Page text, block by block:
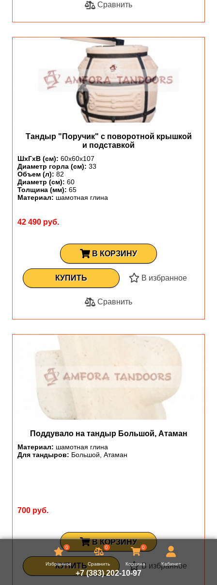
Избранное
0 0
Сравнить Корзина
0
Кабинет
+7 (383) 202-10-97
Сравнить
Тандыр "Поручик" с поворотной крышкой
и подставкой
ШхГхВ (см): 60х60х107
Диаметр горла (см): 33
Объем (л): 82
Диаметр (см): 60
Толщина (мм): 65
Материал: шамотная глина
42 490 руб.
В КОРЗИНУ
КУПИТЬ В избранное
Сравнить
Поддувало на тандыр Большой, Атаман
Материал: шамотная глина
Для тандыров: Большой, Атаман
700 руб.
В КОРЗИНУ
КУПИТЬ В избранное